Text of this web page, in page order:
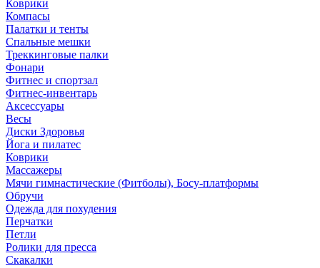
Коврики
Компасы
Палатки и тенты
Спальные мешки
Треккинговые палки
Фонари
Фитнес и спортзал
Фитнес-инвентарь
Аксессуары
Весы
Диски Здоровья
Йога и пилатес
Коврики
Массажеры
Мячи гимнастические (Фитболы), Босу-платформы
Обручи
Одежда для похудения
Перчатки
Петли
Ролики для пресса
Скакалки